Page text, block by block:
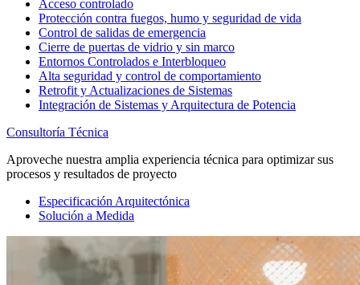
Acceso controlado
Protección contra fuegos, humo y seguridad de vida
Control de salidas de emergencia
Cierre de puertas de vidrio y sin marco
Entornos Controlados e Interbloqueo
Alta seguridad y control de comportamiento
Retrofit y Actualizaciones de Sistemas
Integración de Sistemas y Arquitectura de Potencia
Consultoría Técnica
Aproveche nuestra amplia experiencia técnica para optimizar sus
procesos y resultados de proyecto
Especificación Arquitectónica
Solución a Medida